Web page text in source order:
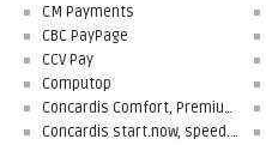
CM Payments
CBC PayPage
CCV Pay
Computop
Concardis Comfort, Premium, Professional
Concardis start.now, speed.up, flex.pro